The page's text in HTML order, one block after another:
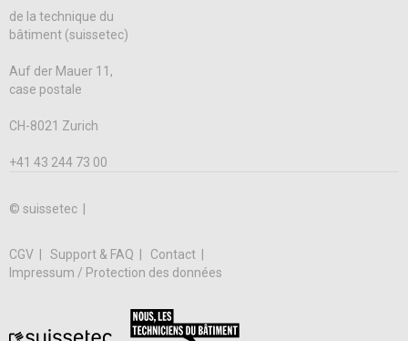
de la technique du
bâtiment (suissetec)
Auf der Mauer 11,
case postale
CH-8021 Zurich
+41 43 244 73 00
© suissetec |
CGV Support & FAQ
Contact
Impressum / Protection des données